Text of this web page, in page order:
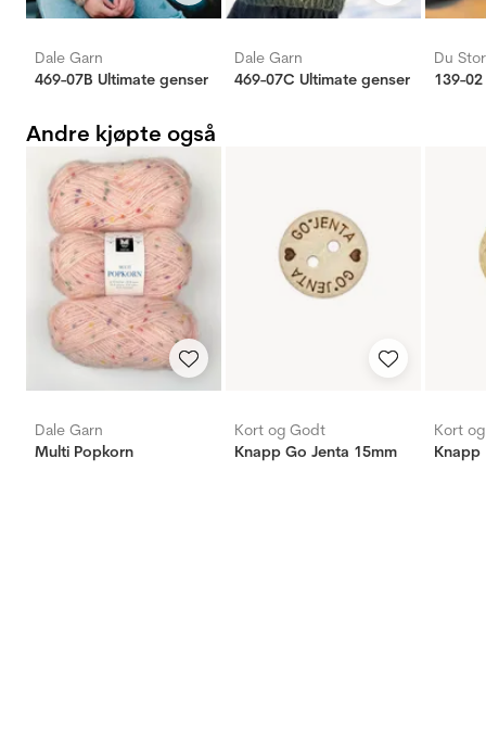
Dale Garn
469-07B Ultimate genser
Dale Garn
469-07C Ultimate genser
Du
139-
Andre kjøpte også
Dale Garn
Multi Popkorn
Kort og Godt
Knapp Go Jenta 15mm
Kort
Knapp